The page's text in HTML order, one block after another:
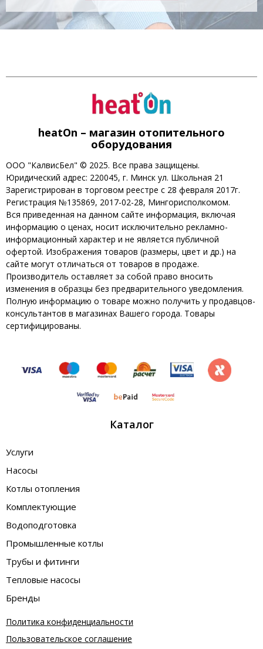
heatOn – магазин отопительного
оборудования
ООО "КалвисБел" © 2025. Все права защищены.
Юридический адрес: 220045, г. Минск ул. Школьная 21
Зарегистрирован в торговом реестре с 28 февраля 2017г.
Регистрация №135869, 2017-02-28, Мингорисполкомом.
Вся приведенная на данном сайте информация, включая
информацию о ценах, носит исключительно рекламно-
информационный характер и не является публичной
офертой. Изображения товаров (размеры, цвет и др.) на
сайте могут отличаться от товаров в продаже.
Производитель оставляет за собой право вносить
изменения в образцы без предварительного уведомления.
Полную информацию о товаре можно получить у продавцов-
консультантов в магазинах Вашего города. Товары
сертифицированы.
Каталог
Услуги
Насосы
Котлы отопления
Комплектующие
Водоподготовка
Промышленные котлы
Трубы и фитинги
Тепловые насосы
Бренды
Политика конфиденциальности
Пользовательское соглашение